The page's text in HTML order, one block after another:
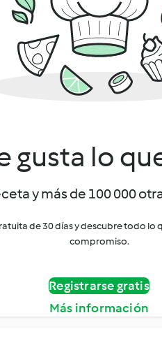
gusta lo
y más de 100 000
de 30 días y descubre todo
compromiso.
Registrarse gratis
Más información